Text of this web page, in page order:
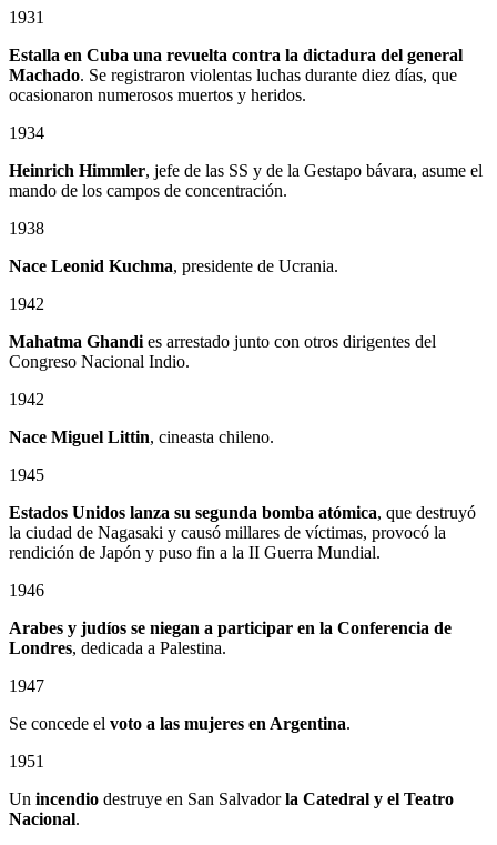
1931
Estalla en Cuba una revuelta contra la dictadura del general
Machado. Se registraron violentas luchas durante diez días, que
ocasionaron numerosos muertos y heridos.
1934
Heinrich Himmler, jefe de las SS y de la Gestapo bávara, asume el
mando de los campos de concentración.
1938
Nace Leonid Kuchma, presidente de Ucrania.
1942
Mahatma Ghandi es arrestado junto con otros dirigentes del
Congreso Nacional Indio.
1942
Nace Miguel Littin, cineasta chileno.
1945
Estados Unidos lanza su segunda bomba atómica, que destruyó
la ciudad de Nagasaki y causó millares de víctimas, provocó la
rendición de Japón y puso fin a la II Guerra Mundial.
1946
Arabes y judíos se niegan a participar en la Conferencia de
Londres, dedicada a Palestina.
1947
Se concede el voto a las mujeres en Argentina.
1951
Un incendio destruye en San Salvadorla Catedral y el Teatro
Nacional.